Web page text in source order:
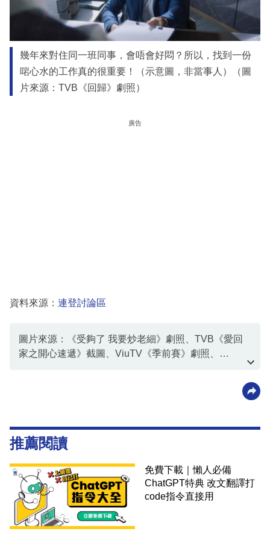
幾年來對住同一班同事，會唔會好悶？所以，找到一份
啱心水的工作真的很重要！（示意圖，非當事人）（圖
片來源：TVB《回歸》劇照）
廣告
資料來源： 連登討論區
圖片來源：《受夠了 我要炒老細》劇照、TVB《愛回
家之開心速遞》截圖、ViuTV《季前賽》劇照、
NTV《無法成為野獸的我們》劇照、TVB《回歸》劇照
推薦閱讀
免費下載｜懶人必備
ChatGPT特典 改文翻譯打
code指令直接用